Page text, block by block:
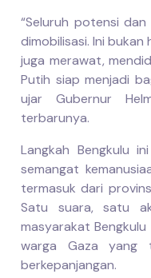
“Seluruh potensi
dimobilisasi. Ini
juga merawat,
Putih siap menjadi
ujar Gubernur
terbarunya.
Langkah Bengkulu
semangat
termasuk dari
Satu suara, satu
masyarakat
warga Gaza yang
berkepanjangan.